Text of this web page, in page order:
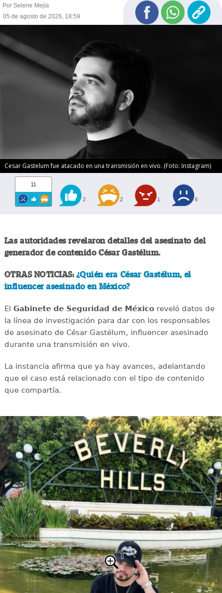
Por Selene Mejía
05 de agosto de 2026, 18:59
Cesar Gastelum fue atacado en una transmisión en vivo. (Foto: Instagram)
11
2 2 1 6
Las autoridades revelaron detalles del asesinato del
generador de contenido César Gastélum.
OTRAS NOTICIAS: ¿Quién era César Gastélum, el
influencer asesinado en México?
El Gabinete de Seguridad de Méxicoreveló datos de
la línea de investigación para dar con los responsables
de asesinato de César Gastélum, influencer asesinado
durante una transmisión en vivo.
La instancia afirma que ya hay avances, adelantando
que el caso está relacionado con el tipo de contenido
que compartía.